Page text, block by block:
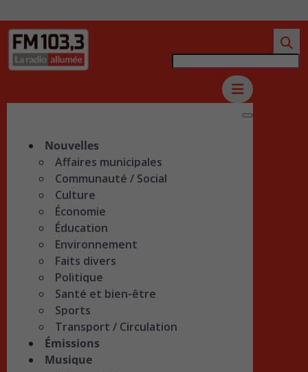
Nouvelles
Affaires municipales
Communauté / Social
Culture
Économie
Éducation
Environnement
Faits divers
Politique
Santé et bien-être
Sports
Transport / Circulation
Émissions
Musique